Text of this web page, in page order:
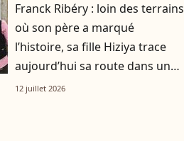
Franck Ribéry : loin des terrains
où son père a marqué
l’histoire, sa fille Hiziya trace
aujourd’hui sa route dans un
tout autre univers
12 juillet 2026